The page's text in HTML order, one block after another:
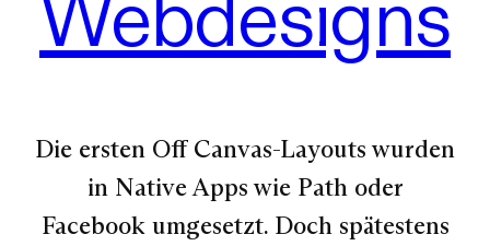
Die ersten Off Canvas-Layouts wurden
in Native Apps wie Path oder
Facebook umgesetzt. Doch spätestens